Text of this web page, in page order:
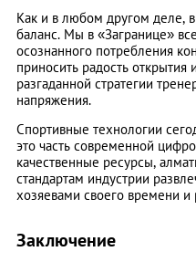
Как и в любом другом деле,
баланс. Мы в «Загранице»
осознанного потребления
приносить радость открытия
разгаданной стратегии
напряжения.
Спортивные технологии
это часть современной
качественные ресурсы,
стандартам индустрии
хозяевами своего времени
Заключение